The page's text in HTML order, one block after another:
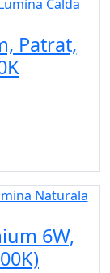
Patrat,
6W,